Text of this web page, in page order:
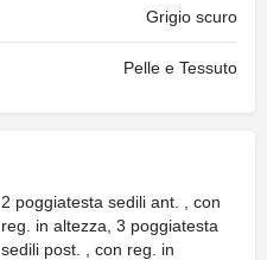
Grigio scuro
Pelle e Tessuto
2 poggiatesta sedili ant. , con
reg. in altezza, 3 poggiatesta
sedili post. , con reg. in